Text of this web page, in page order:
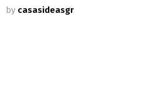
by casasideasgr